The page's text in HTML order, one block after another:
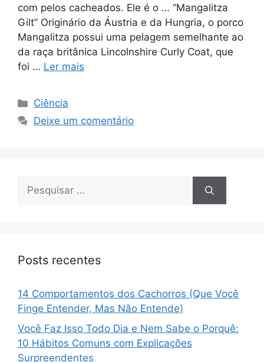
com pelos cacheados. Ele é o … “Mangalitza
Gilt” Originário da Áustria e da Hungria, o porco
Mangalitza possui uma pelagem semelhante ao
da raça britânica Lincolnshire Curly Coat, que
foi … Ler mais
Categorias
Ciência
Deixe um comentário
Pesquisar
Posts recentes
14 Comportamentos dos Cachorros (Que Você
Finge Entender, Mas Não Entende)
Você Faz Isso Todo Dia e Nem Sabe o Porquê:
10 Hábitos Comuns com Explicações
Surpreendentes